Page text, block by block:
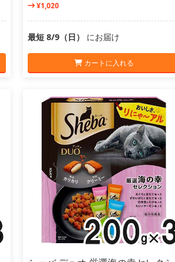
¥1,020
最短 8/9（日） にお届け
カートに入れる